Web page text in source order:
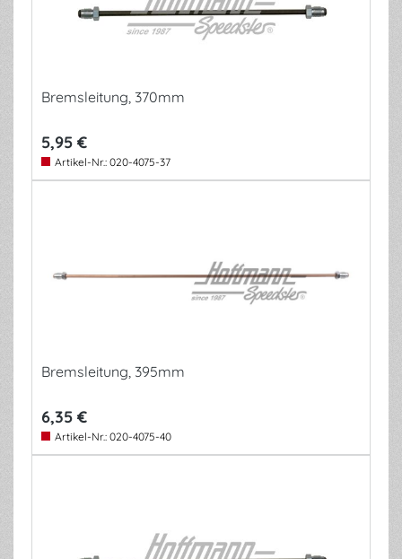
Bremsleitung, 370mm
5,95 €
Artikel-Nr.: 020-4075-37
Bremsleitung, 395mm
6,35 €
Artikel-Nr.: 020-4075-40